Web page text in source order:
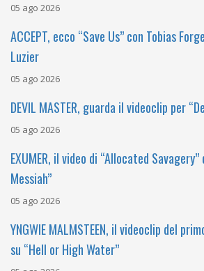
05 ago 2026
ACCEPT, ecco “Save Us” con Tobias
Luzier
05 ago 2026
DEVIL MASTER, guarda il videoclip per
05 ago 2026
EXUMER, il video di “Allocated
Messiah”
05 ago 2026
YNGWIE MALMSTEEN, il videoclip del
su “Hell or High Water”